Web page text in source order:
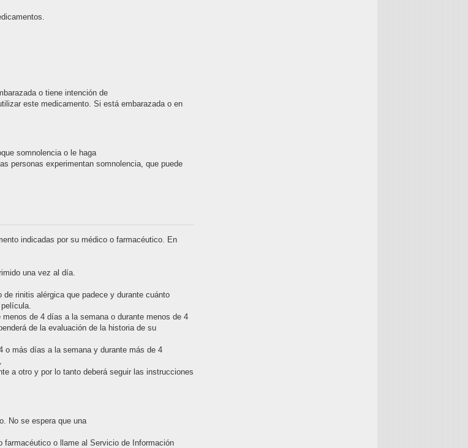
o tiene intención de
este medicamento. Si está embarazada o en
somnolencia o le haga
personas experimentan somnolencia, que puede
indicadas por su médico o farmacéutico. En
una vez al día.
de rinitis alérgica que padece y durante cuánto
de 4 días a la semana o durante menos de 4
de la evaluación de la historia de su
o más días a la semana y durante más de 4
a otro y por lo tanto deberá seguir las instrucciones
No se espera que una
o llame al Servicio de Información